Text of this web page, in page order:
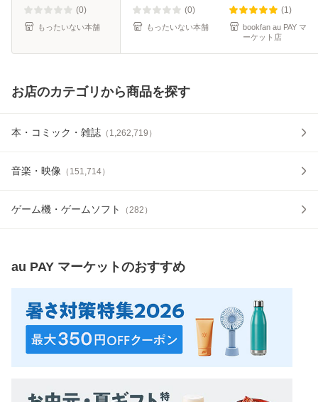
(0)
もったいない本舗
(0)
もったいない本舗
(1)
bookfan au PAY マ
ーケット店
お店のカテゴリから商品を探す
本・コミック・雑誌 （ 1,262,719 ）
音楽・映像 （ 151,714）
ゲーム機・ゲームソフト （282 ）
au PAY マーケットのおすすめ